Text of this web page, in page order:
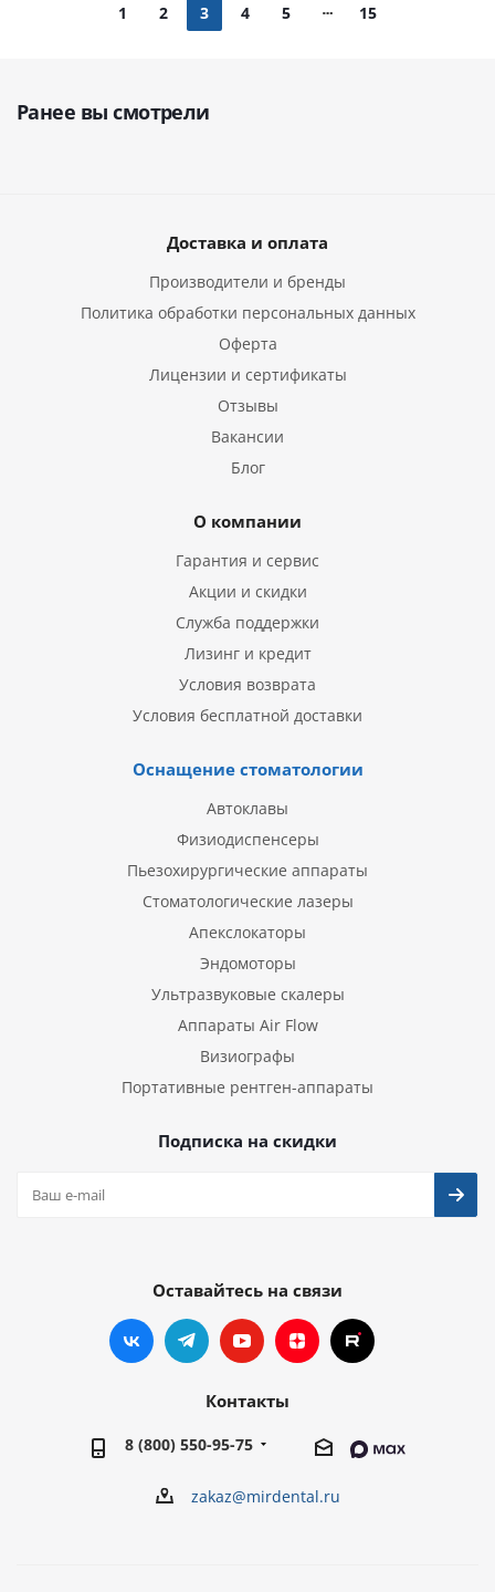
1 2 3 4 5 15
Ранее вы смотрели
Доставка и оплата
Производители и бренды
Политика обработки персональных данных
Оферта
Лицензии и сертификаты
Отзывы
Вакансии
Блог
О компании
Гарантия и сервис
Акции и скидки
Служба поддержки
Лизинг и кредит
Условия возврата
Условия бесплатной доставки
Оснащение стоматологии
Автоклавы
Физиодиспенсеры
Пьезохирургические аппараты
Стоматологические лазеры
Апекслокаторы
Эндомоторы
Ультразвуковые скалеры
Аппараты Air Flow
Визиографы
Портативные рентген-аппараты
Подписка на скидки
Оставайтесь на связи
Контакты
8 (800) 550-95-75
zakaz@mirdental.ru